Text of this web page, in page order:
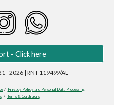
- Click here
- 2026 | RNT 119499/AL
/ Privacy Policy and Personal Data Processing
/ Terms & Conditions